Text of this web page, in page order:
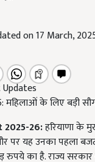
on 17 March,
महिलाओं के लिए बड़ी
2025-26:हरियाणा के
पर यह उनका पहला
रुपये का है. राज्य